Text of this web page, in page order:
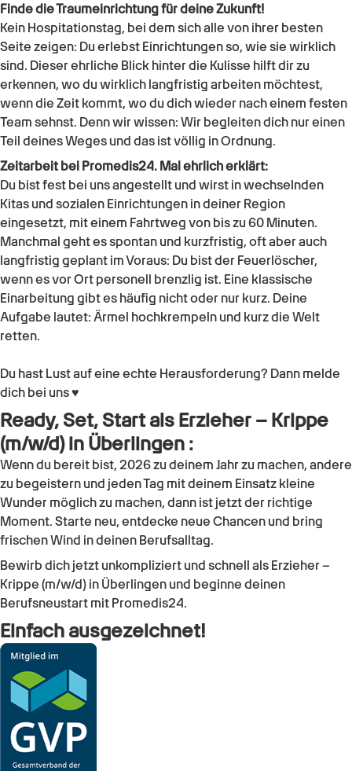
Finde die Traumeinrichtung für deine Zukunft!
Kein Hospitationstag, bei dem sich alle von ihrer besten
Seite zeigen: Du erlebst Einrichtungen so, wie sie wirklich
sind. Dieser ehrliche Blick hinter die Kulisse hilft dir zu
erkennen, wo du wirklich langfristig arbeiten möchtest,
wenn die Zeit kommt, wo du dich wieder nach einem festen
Team sehnst. Denn wir wissen: Wir begleiten dich nur einen
Teil deines Weges und das ist völlig in Ordnung.
Zeitarbeit bei Promedis24. Mal ehrlich erklärt:
Du bist fest bei uns angestellt und wirst in wechselnden
Kitas und sozialen Einrichtungen in deiner Region
eingesetzt, mit einem Fahrtweg von bis zu 60 Minuten.
Manchmal geht es spontan und kurzfristig, oft aber auch
langfristig geplant im Voraus: Du bist der Feuerlöscher,
wenn es vor Ort personell brenzlig ist. Eine klassische
Einarbeitung gibt es häufig nicht oder nur kurz. Deine
Aufgabe lautet: Ärmel hochkrempeln und kurz die Welt
retten.
Du hast Lust auf eine echte Herausforderung? Dann melde
dich bei uns ♥
Ready, Set, Start als Erzieher – Krippe
(m/w/d) in Überlingen :
Wenn du bereit bist, 2026 zu deinem Jahr zu machen, andere
zu begeistern und jeden Tag mit deinem Einsatz kleine
Wunder möglich zu machen, dann ist jetzt der richtige
Moment. Starte neu, entdecke neue Chancen und bring
frischen Wind in deinen Berufsalltag.
Bewirb dich jetzt unkompliziert und schnell als Erzieher –
Krippe (m/w/d) in Überlingen und beginne deinen
Berufsneustart mit Promedis24.
Einfach ausgezeichnet!